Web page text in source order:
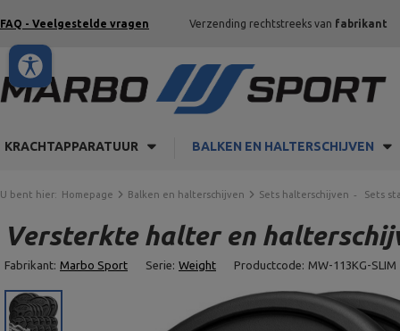
FAQ - Veelgestelde vragen Verzending rechtstreeks van fabrikant
KRACHTAPPARATUUR BALKEN EN HALTERSCHIJVEN
U bent hier: Homepage Balken en halterschijven Sets halterschijven Sets
Versterkte halter en
Fabrikant: Marbo Sport Serie: Weight Productcode: MW-113KG-SLIM